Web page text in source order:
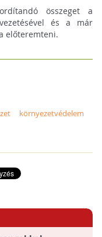
összeget a
és a már
előteremteni.
környezetvédelem